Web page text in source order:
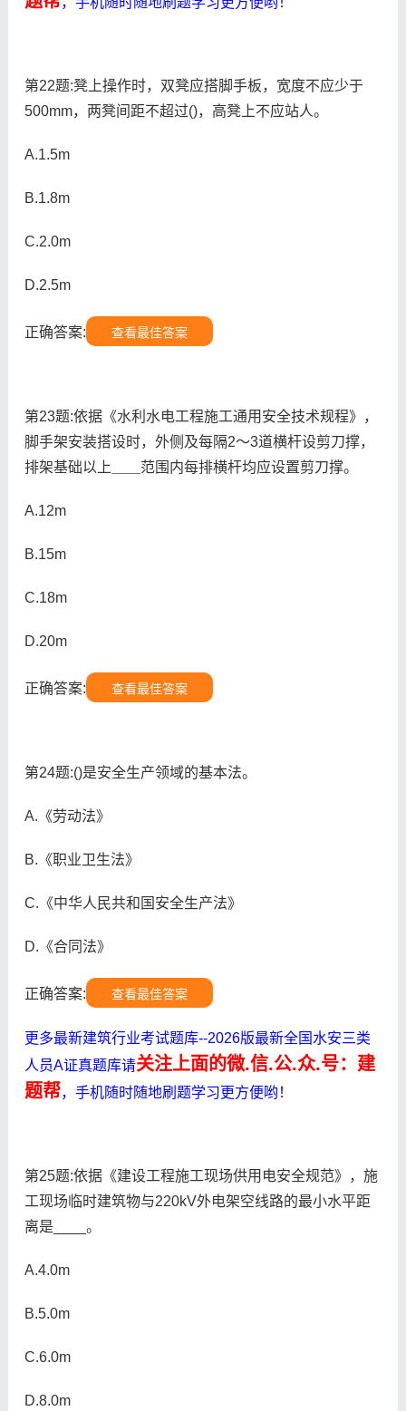
第22题:凳上操作时，双凳应搭脚手板，宽度不应少于
500mm，两凳间距不超过()，高凳上不应站人。
A.1.5m
B.1.8m
C.2.0m
D.2.5m
正确答案: 查看最佳答案
第23题:依据《水利水电工程施工通用安全技术规程》，
脚手架安装搭设时，外侧及每隔2～3道横杆设剪刀撑，
排架基础以上＿＿范围内每排横杆均应设置剪刀撑。
A.12m
B.15m
C.18m
D.20m
正确答案: 查看最佳答案
第24题:()是安全生产领域的基本法。
A.《劳动法》
B.《职业卫生法》
C.《中华人民共和国安全生产法》
D.《合同法》
正确答案: 查看最佳答案
更多最新建筑行业考试题库--2026版最新全国水安三类
人员A证真题库请关注上面的微.信.公.众.号：建
题帮，手机随时随地刷题学习更方便哟！
第25题:依据《建设工程施工现场供用电安全规范》，施
工现场临时建筑物与220kV外电架空线路的最小水平距
离是____。
A.4.0m
B.5.0m
C.6.0m
D.8.0m